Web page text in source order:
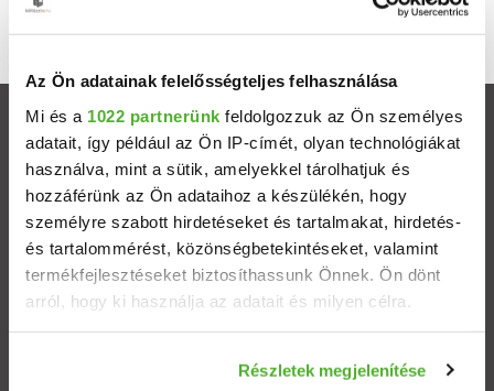
Az Ön adatainak felelősségteljes felhasználása
Mi és a 1022 partnerünk feldolgozzuk az Ön személyes
adatait, így például az Ön IP-címét, olyan technológiákat
használva, mint a sütik, amelyekkel tárolhatjuk és
hozzáférünk az Ön adataihoz a készülékén, hogy
személyre szabott hirdetéseket és tartalmakat, hirdetés-
és tartalommérést, közönségbetekintéseket, valamint
termékfejlesztéseket biztosíthassunk Önnek. Ön dönt
arról, hogy ki használja az adatait és milyen célra.
Információgyűjtés az Ön földrajzi elhelyezkedéséről
Részletek megjelenítése
keresni, hátha akkor megtalálod, amit keresel.
Ingatlanok
Eladó házak
Eladó lakások
Települések